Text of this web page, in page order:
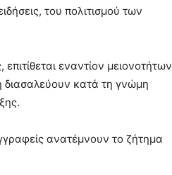
του πολιτισμού των
εναντίον μειονοτήτων
κατά τη γνώμη
ανατέμνουν το ζήτημα